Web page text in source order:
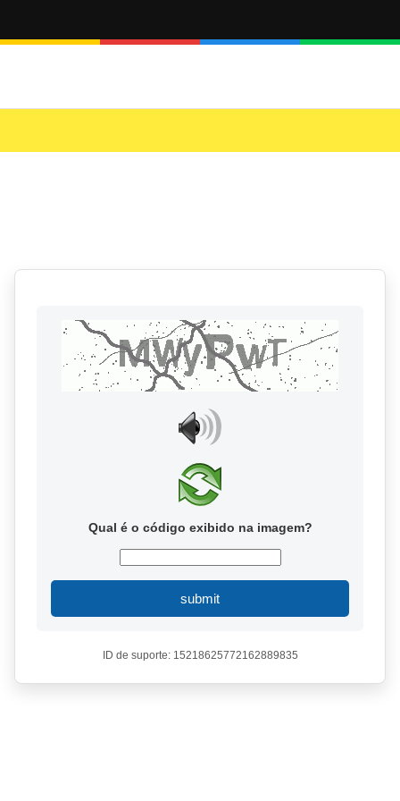
Qual é o código exibido na imagem?
submit
ID de suporte: 15218625772162889835